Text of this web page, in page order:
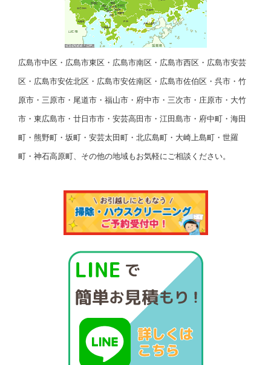
広島市中区・広島市東区・広島市南区・広島市西区・広島市安芸
区・広島市安佐北区・広島市安佐南区・広島市佐伯区・呉市・竹
原市・三原市・尾道市・福山市・府中市・三次市・庄原市・大竹
市・東広島市・廿日市市・安芸高田市・江田島市・府中町・海田
町・熊野町・坂町・安芸太田町・北広島町・大崎上島町・世羅
町・神石高原町、その他の地域もお気軽にご相談ください。